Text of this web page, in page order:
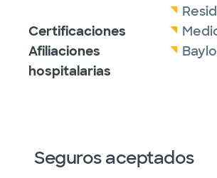
Certificaciones
Afiliaciones
hospitalarias
Seguros aceptados